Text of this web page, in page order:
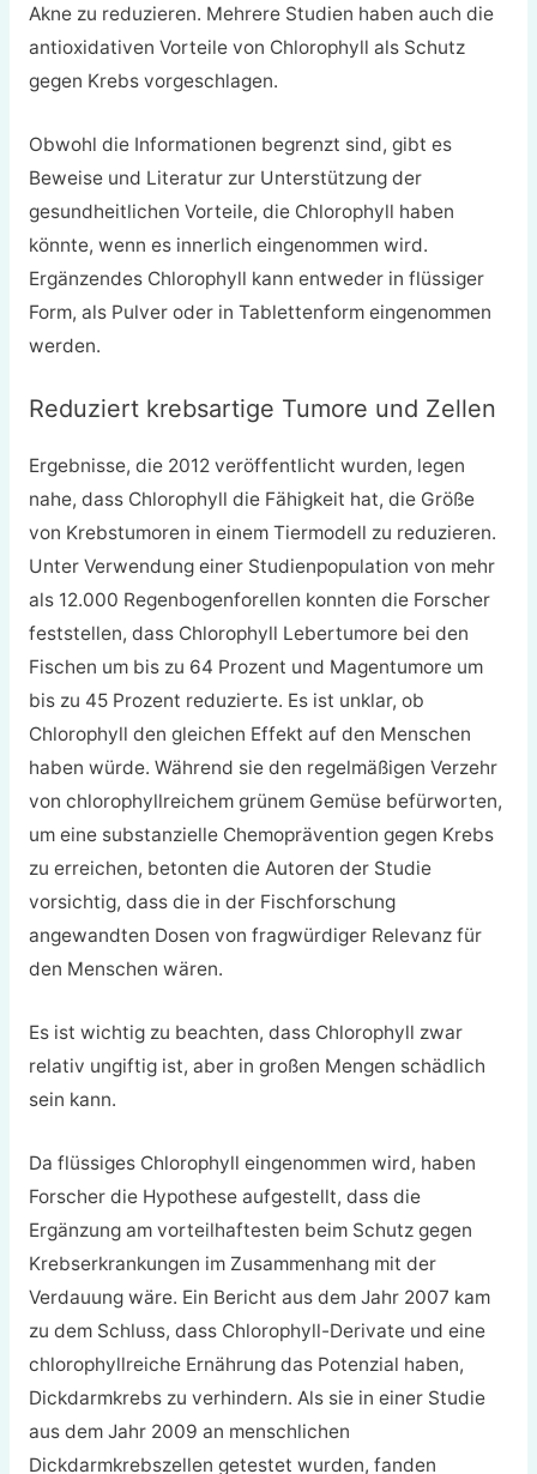
Akne zu reduzieren. Mehrere Studien haben auch die
antioxidativen Vorteile von Chlorophyll als Schutz
gegen Krebs vorgeschlagen.
Obwohl die Informationen begrenzt sind, gibt es
Beweise und Literatur zur Unterstützung der
gesundheitlichen Vorteile, die Chlorophyll haben
könnte, wenn es innerlich eingenommen wird.
Ergänzendes Chlorophyll kann entweder in flüssiger
Form, als Pulver oder in Tablettenform eingenommen
werden.
Reduziert krebsartige Tumore und Zellen
Ergebnisse, die 2012 veröffentlicht wurden, legen
nahe, dass Chlorophyll die Fähigkeit hat, die Größe
von Krebstumoren in einem Tiermodell zu reduzieren.
Unter Verwendung einer Studienpopulation von mehr
als 12.000 Regenbogenforellen konnten die Forscher
feststellen, dass Chlorophyll Lebertumore bei den
Fischen um bis zu 64 Prozent und Magentumore um
bis zu 45 Prozent reduzierte. Es ist unklar, ob
Chlorophyll den gleichen Effekt auf den Menschen
haben würde. Während sie den regelmäßigen Verzehr
von chlorophyllreichem grünem Gemüse befürworten,
um eine substanzielle Chemoprävention gegen Krebs
zu erreichen, betonten die Autoren der Studie
vorsichtig, dass die in der Fischforschung
angewandten Dosen von fragwürdiger Relevanz für
den Menschen wären.
Es ist wichtig zu beachten, dass Chlorophyll zwar
relativ ungiftig ist, aber in großen Mengen schädlich
sein kann.
Da flüssiges Chlorophyll eingenommen wird, haben
Forscher die Hypothese aufgestellt, dass die
Ergänzung am vorteilhaftesten beim Schutz gegen
Krebserkrankungen im Zusammenhang mit der
Verdauung wäre. Ein Bericht aus dem Jahr 2007 kam
zu dem Schluss, dass Chlorophyll-Derivate und eine
chlorophyllreiche Ernährung das Potenzial haben,
Dickdarmkrebs zu verhindern. Als sie in einer Studie
aus dem Jahr 2009 an menschlichen
Dickdarmkrebszellen getestet wurden, fanden